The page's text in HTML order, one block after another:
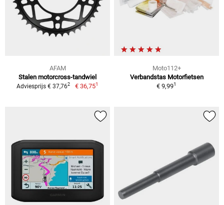
AFAM
Stalen motorcross-tandwiel
Adviesprijs € 37,762 € 36,751
Moto112+
Verbandstas Motorfietsen
€ 9,991